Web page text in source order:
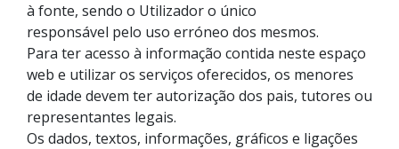
à fonte, sendo o Utilizador o único
responsável pelo uso erróneo dos mesmos.
Para ter acesso à informação contida neste espaço
web e utilizar os serviços oferecidos, os menores
de idade devem ter autorização dos pais, tutores ou
representantes legais.
Os dados, textos, informações, gráficos e ligações